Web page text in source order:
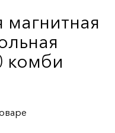
магнитная
комби